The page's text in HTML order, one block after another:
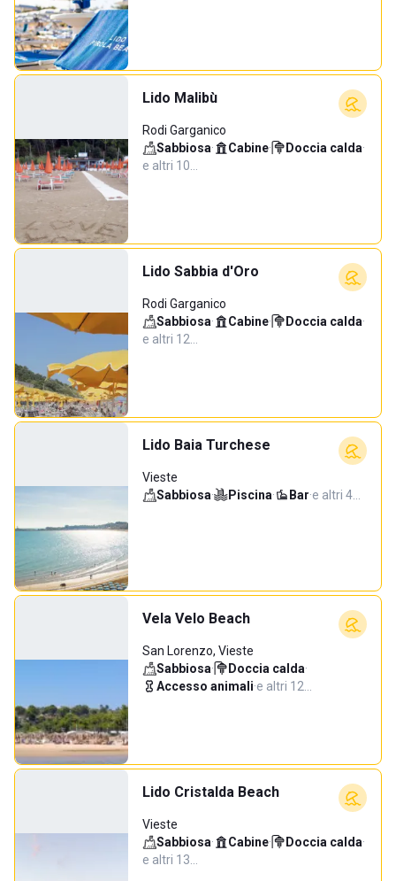
Lido Malibù
Rodi Garganico
Sabbiosa· Cabine· Doccia calda·
e altri 10…
Lido Sabbia d'Oro
Rodi Garganico
Sabbiosa· Cabine· Doccia calda·
e altri 12…
Lido Baia Turchese
Vieste
Sabbiosa· Piscina· Bar·e altri 4…
Vela Velo Beach
San Lorenzo, Vieste
Sabbiosa· Doccia calda·
Accesso animali·e altri 12…
Lido Cristalda Beach
Vieste
Sabbiosa· Cabine· Doccia calda·
e altri 13…